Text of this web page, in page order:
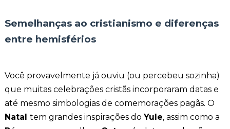
Semelhanças ao cristianismo e diferenças
entre hemisférios
Você provavelmente já ouviu (ou percebeu sozinha)
que muitas celebrações cristãs incorporaram datas e
até mesmo simbologias de comemorações pagãs. O
Natal tem grandes inspirações doYule, assim como a